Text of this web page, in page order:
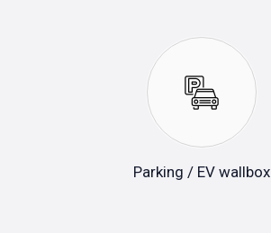
Parking / EV wallbox